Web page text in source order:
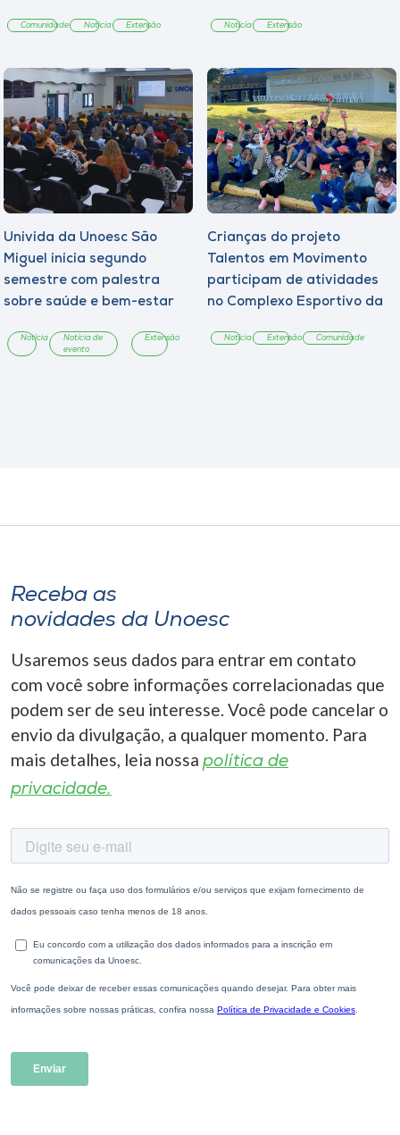
Comunidade Notícia Extensão Notícia Extensão
Univida da Unoesc São
Miguel inicia segundo
semestre com palestra
sobre saúde e bem-estar
Notícia
Notícia de
evento
Extensão
Crianças do projeto
Talentos em Movimento
participam de atividades
no Complexo Esportivo da
Notícia Extensão Comunidade
Receba as
novidades da Unoesc
Usaremos seus dados para entrar em contato
com você sobre informações correlacionadas que
podem ser de seu interesse. Você pode cancelar o
envio da divulgação, a qualquer momento. Para
mais detalhes, leia nossa política de
privacidade.